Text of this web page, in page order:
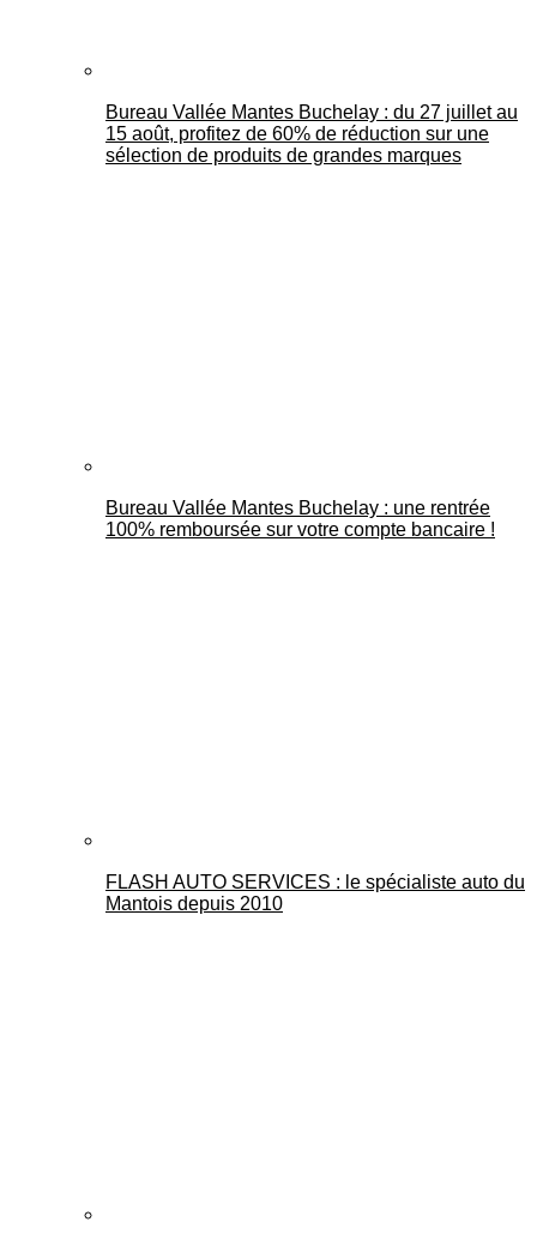
Bureau Vallée Mantes Buchelay : du 27 juillet au
15 août, profitez de 60% de réduction sur une
sélection de produits de grandes marques
Bureau Vallée Mantes Buchelay : une rentrée
100% remboursée sur votre compte bancaire !
FLASH AUTO SERVICES : le spécialiste auto du
Mantois depuis 2010